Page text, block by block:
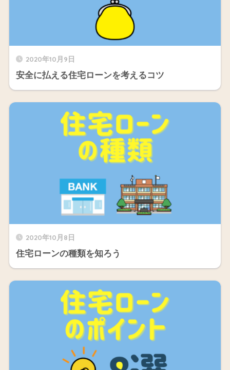
2020年10月9日
安全に払える住宅ローンを考えるコツ
2020年10月8日
住宅ローンの種類を知ろう